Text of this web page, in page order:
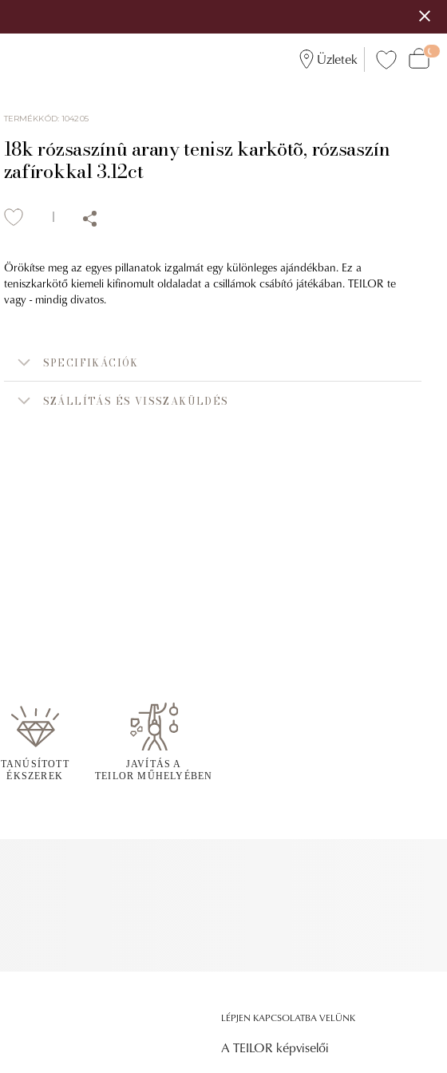
Üzletek
TERMÉKKÓD:104205
18k rózsaszínû arany tenisz karkötõ, rózsaszín
zafírokkal 3.12ct
Örökítse meg az egyes pillanatok izgalmát egy különleges ajándékban. Ez a
teniszkarkötő kiemeli kifinomult oldaladat a csillámok csábító játékában. TEILOR te
vagy - mindig divatos.
SPECIFIKÁCIÓK
SZÁLLÍTÁS ÉS VISSZAKÜLDÉS
TANÚSÍTOTT
ÉKSZEREK
JAVÍTÁS A
TEILOR MŰHELYÉBEN
LÉPJEN KAPCSOLATBA VELÜNK
A TEILOR képviselői